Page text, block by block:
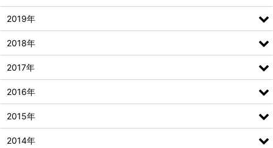
2019年
2018年
2017年
2016年
2015年
2014年